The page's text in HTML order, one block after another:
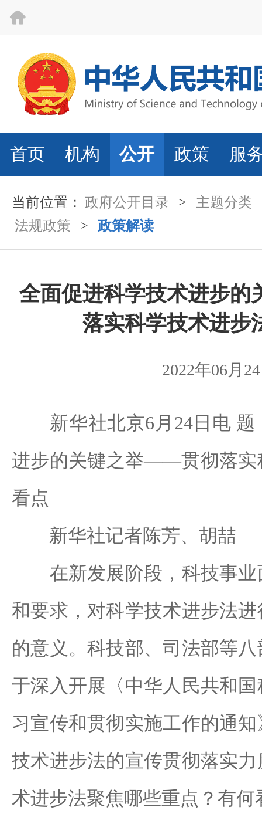
首页 机构 公开 政策 服
当前位置： 政府公开目录 > 主题分类
法规政策
> 政策解读
全面促进科学技术进步
落实科学技术进步
2022年06月
新华社北京6月24日电 题
进步的关键之举——贯彻落实
看点
新华社记者陈芳、胡喆
在新发展阶段，科技事业
和要求，对科学技术进步法
的意义。科技部、司法部等
于深入开展〈中华人民共和
习宣传和贯彻实施工作的通
技术进步法的宣传贯彻落实
术进步法聚焦哪些重点？有何